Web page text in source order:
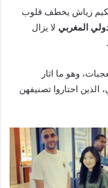
زياش يخطف قلوب
المغربي لا يزال
وهو ما اثار
الذين احتاروا تصنيفهن